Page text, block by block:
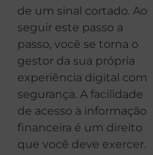
de um sinal cortado. Ao
seguir este passo a
passo, você se torna o
gestor da sua própria
experiência digital com
segurança. A facilidade
de acesso à informação
financeira é um direito
que você deve exercer.